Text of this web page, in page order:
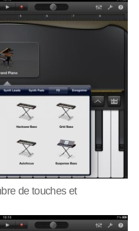
de touches et